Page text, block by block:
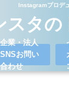
Instagramプロデ
スタの
企業・法人
SNSお問い
合わせ